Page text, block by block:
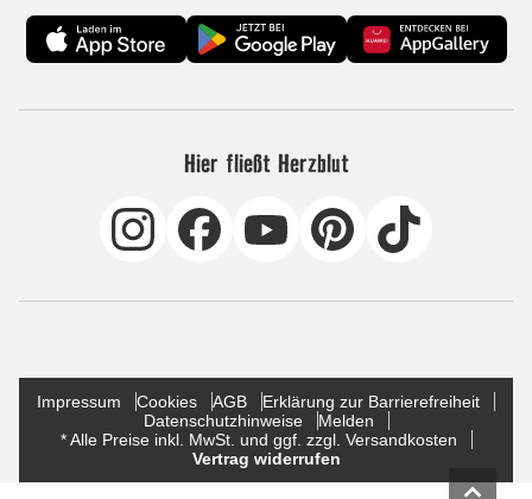
Hier fließt Herzblut
Impressum Cookies AGB
Erklärung zur Barrierefreiheit
Datenschutzhinweise
Melden
* Alle Preise inkl. MwSt. und ggf. zzgl. Versandkosten
Vertrag widerrufen